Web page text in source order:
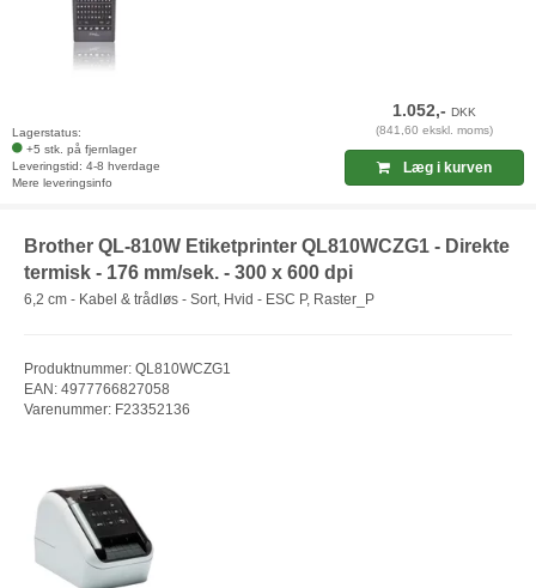
Lagerstatus:
+5 stk. på fjernlager
Leveringstid: 4-8 hverdage
Mere leveringsinfo
1.052,-DKK
(841,60 ekskl. moms)
Læg i kurven
Brother QL-810W Etiketprinter QL810WCZG1 - Direkte
termisk - 176 mm/sek. - 300 x 600 dpi
6,2 cm - Kabel & trådløs - Sort, Hvid - ESC P, Raster_P
Produktnummer: QL810WCZG1
EAN: 4977766827058
Varenummer: F23352136